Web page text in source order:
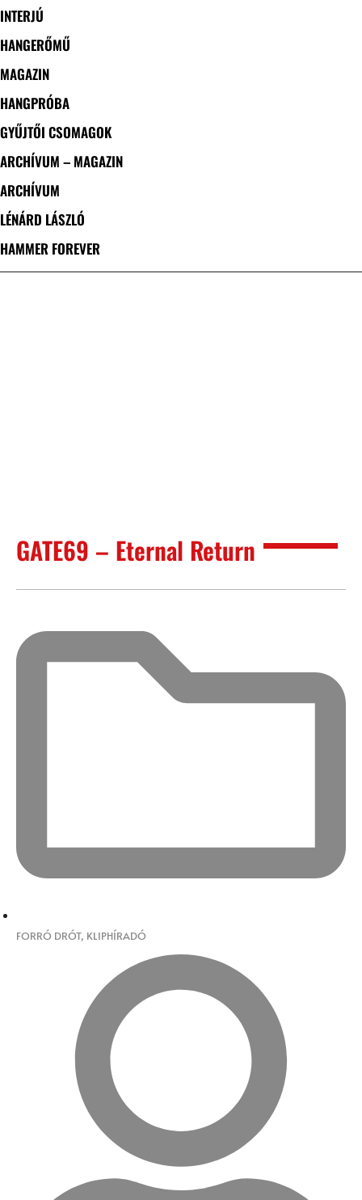
INTERJÚ
HANGERŐMŰ
MAGAZIN
HANGPRÓBA
GYŰJTŐI CSOMAGOK
ARCHÍVUM – MAGAZIN
ARCHÍVUM
LÉNÁRD LÁSZLÓ
HAMMER FOREVER
GATE69 – Eternal Return
FORRÓ DRÓT, KLIPHÍRADÓ